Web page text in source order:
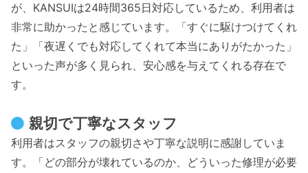
が、KANSUIは24時間365日対応しているため、利用者は
非常に助かったと感じています。「すぐに駆けつけてくれ
た」「夜遅くでも対応してくれて本当にありがたかった」
といった声が多く見られ、安心感を与えてくれる存在で
す。
親切で丁寧なスタッフ
利用者はスタッフの親切さや丁寧な説明に感謝していま
す。「どの部分が壊れているのか、どういった修理が必要